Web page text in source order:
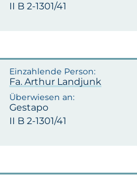
II B 2-1301/41
Fa. Arthur Landjunk
Gestapo
II B 2-1301/41